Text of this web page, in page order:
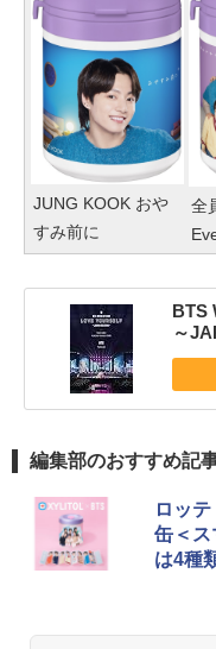
JUNG KOOK おや
すみ前に
全
BTS
～
編集部のおすすめ記
ロッ
缶＜ス
は4種